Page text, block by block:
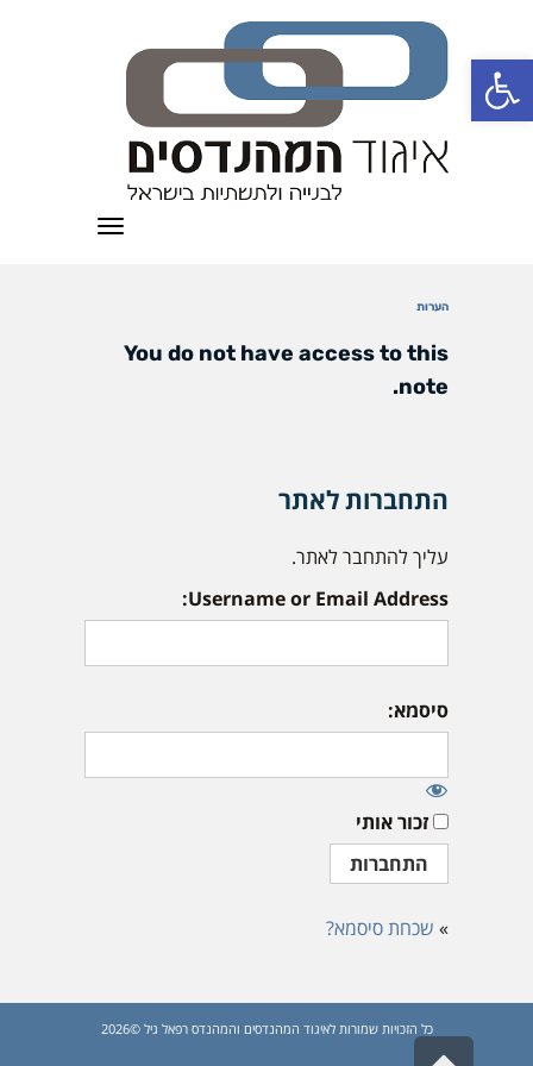
פתח סרגל נגישות
תפריט
הערות
You do not have access to this
note.
התחברות לאתר
עליך להתחבר לאתר.
Username or Email Address:
סיסמא:
זכור אותי
» שכחת סיסמא?
כל הזכויות שמורות לאיגוד המהנדסים והמהנדס רפאל גיל ©2026